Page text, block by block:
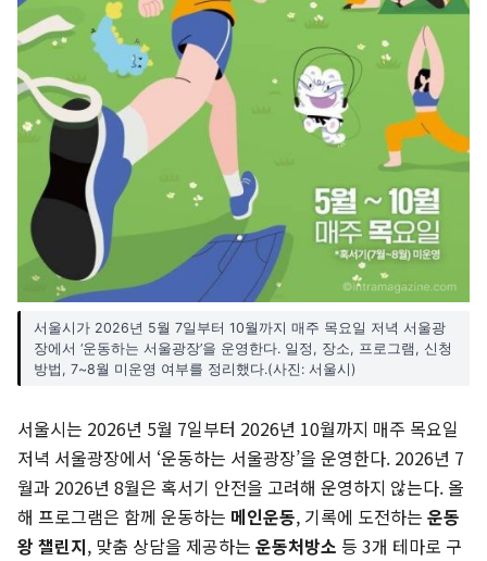
서울시가 2026년 5월 7일부터 10월까지 매주 목요일 저녁 서울광
장에서 ‘운동하는 서울광장’을 운영한다. 일정, 장소, 프로그램, 신청
방법, 7~8월 미운영 여부를 정리했다.(사진: 서울시)
서울시는 2026년 5월 7일부터 2026년 10월까지 매주 목요일
저녁 서울광장에서 ‘운동하는 서울광장’을 운영한다. 2026년 7
월과 2026년 8월은 혹서기 안전을 고려해 운영하지 않는다. 올
해 프로그램은 함께 운동하는 메인운동, 기록에 도전하는 운동
왕 챌린지, 맞춤 상담을 제공하는 운동처방소 등 3개 테마로 구